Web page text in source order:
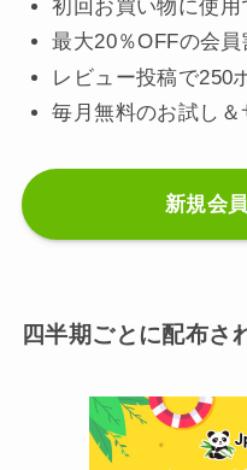
初回お買い物に使
最大20％OFFの会員
レビュー投稿で250
毎月無料のお試し＆
新規会
四半期ごとに配布さ